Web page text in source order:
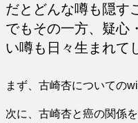
だとどんな噂も隠す
でもその一方、疑心
い噂も日々生まれて
まず、古崎杏についての
次に、古崎杏と癌の関係